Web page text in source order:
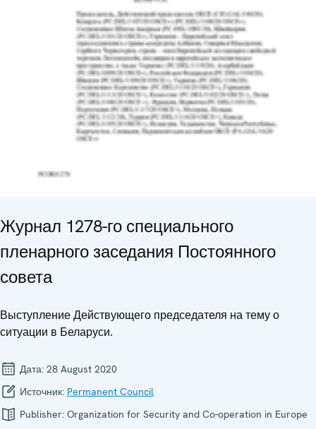
Журнал 1278-го специального
пленарного заседания Постоянного
совета
Выступление Действующего председателя на тему о
ситуации в Беларуси.
Дата: 28 August 2020
Источник: Permanent Council
Publisher: Organization for Security and Co-operation in Europe